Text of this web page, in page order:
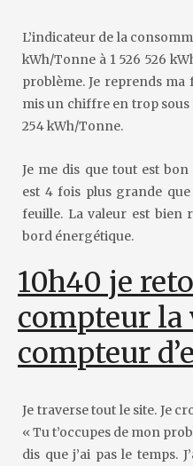
L’indicateur de la
kWh/Tonne à 1 526 526
problème. Je reprends ma
mis un chiffre en trop sous
254 kWh/Tonne.
Je me dis que tout est
est 4 fois plus grande
feuille. La valeur est bien
bord énergétique.
10h40 je
compteur la
compteur
Je traverse tout le site. Je
« Tu t’occupes de mon
dis que j’ai pas le temps.